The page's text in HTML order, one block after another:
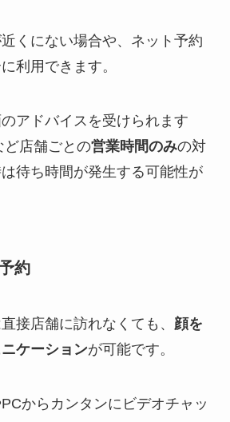
くにない場合や、ネット予約
利用できます。
アドバイスを受けられます
ど店舗ごとの営業時間のみの対
待ち時間が発生する可能性が
約
接店舗に訪れなくても、 顔を
ケーションが可能です。
からカンタンにビデオチャッ